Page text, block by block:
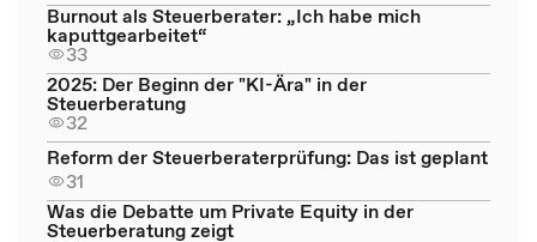
Burnout als Steuerberater: „Ich habe mich
kaputtgearbeitet“
33
2025: Der Beginn der "KI-Ära" in der
Steuerberatung
32
Reform der Steuerberaterprüfung: Das ist geplant
31
Was die Debatte um Private Equity in der
Steuerberatung zeigt